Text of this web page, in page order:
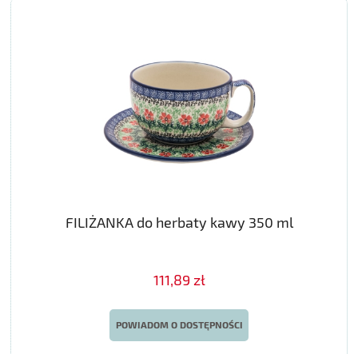
FILIŻANKA do herbaty kawy 350 ml
111,89 zł
POWIADOM O DOSTĘPNOŚCI